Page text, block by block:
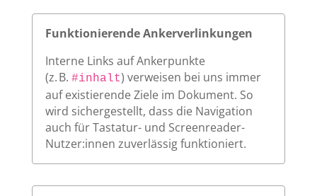
Funktionierende Ankerverlinkungen
Interne Links auf Ankerpunkte
(z. B. #inhalt) verweisen bei uns immer
auf existierende Ziele im Dokument. So
wird sichergestellt, dass die Navigation
auch für Tastatur- und Screenreader-
Nutzer:innen zuverlässig funktioniert.